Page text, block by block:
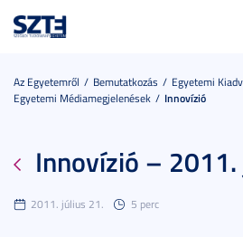
Az Egyetemről Bemutatkozás
Egyetemi
Egyetemi Médiamegjelenések
Innovízió
Innovízió –
2011. július 21. 5 perc